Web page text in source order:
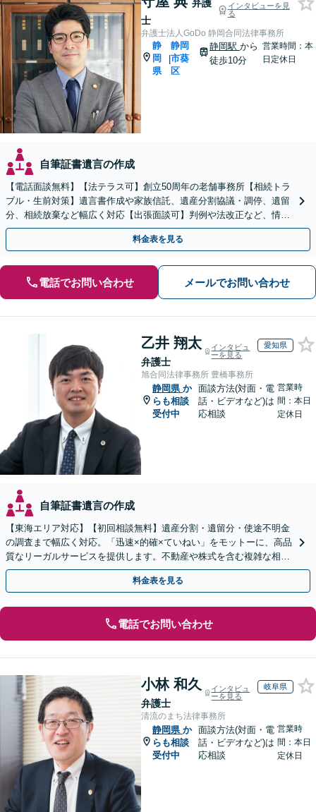
弁護
士
インタビューを見
る
弁護士法人GoDo 静岡合同法律事務所
静
岡
県
|
静岡
市葵
区
静岡駅 から
徒歩10分
営業時間：本
日定休日
自筆証書遺言の作成
【電話面談無料】【法テラス可】創立50周年の老舗事務所【相続トラ
ブル・生前対策】遺言書作成や家族信託、遺産分割協議・調停、遺留
分、相続放棄など幅広く対応【出張面談可】判例や法改正など、情報
を収集し、適切な解決策を提案【静岡駅10分】
料金表を見る
電話でお問い合わせ メールでお問い合わせ
乙井 翔太
弁護士
インタビュ
ーを見る
愛知県
旭合同法律事務所 豊橋事務所
静岡県 か
らも相談
受付中
面談方法(対面・電
話・ビデオなど)は
応相談
営業時
間：本日
定休日
自筆証書遺言の作成
【東海エリア対応】【初回相談無料】遺産分割・遺留分・使途不明金
の調査まで幅広く対応。「迅速×的確×ていねい」をモットーに、高品
質なリーガルサービスを提供します。不動産や株式を含む複雑な相続
もお任せください【休日・夜間対応OK】
料金表を見る
電話でお問い合わせ
小林 和久
弁護士
インタビュ
ーを見る
岐阜県
清流のまち法律事務所
静岡県 か
らも相談
受付中
面談方法(対面・電
話・ビデオなど)は
応相談
営業時
間：本日
定休日